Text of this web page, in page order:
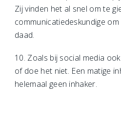
Zij vinden het al snel om te
communicatiedeskundige
daad.
10. Zoals bij social media
of doe het niet. Een matige
helemaal geen inhaker.